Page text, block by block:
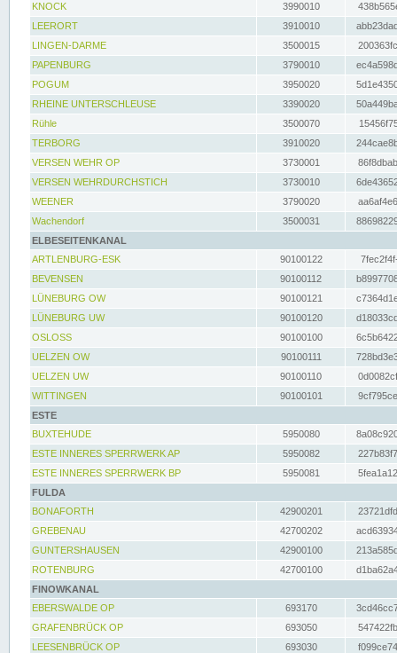
KNOCK
3990010
LEERORT
3910010
LINGEN-DARME
3500015
PAPENBURG
3790010
POGUM
3950020
RHEINE UNTERSCHLEUSE
3390020
Rühle
3500070
TERBORG
3910020
VERSEN WEHR OP
3730001
VERSEN WEHRDURCHSTICH
3730010
WEENER
3790020
Wachendorf
3500031
ELBESEITENKANAL
ARTLENBURG-ESK
90100122
BEVENSEN
90100112
LÜNEBURG OW
90100121
LÜNEBURG UW
90100120
OSLOSS
90100100
UELZEN OW
90100111
UELZEN UW
90100110
WITTINGEN
90100101
ESTE
BUXTEHUDE
5950080
ESTE INNERES SPERRWERK AP
5950082
ESTE INNERES SPERRWERK BP
5950081
FULDA
BONAFORTH
42900201
GREBENAU
42700202
GUNTERSHAUSEN
42900100
ROTENBURG
42700100
FINOWKANAL
EBERSWALDE OP
693170
GRAFENBRÜCK OP
693050
LEESENBRÜCK OP
693030